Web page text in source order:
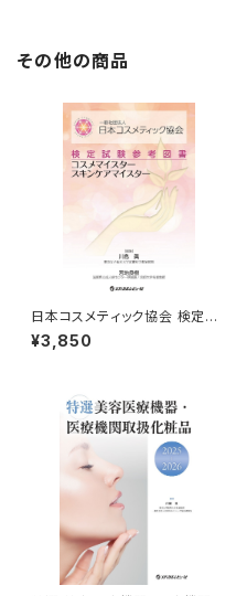
その他の商品
日本コスメティック協会 検定試
験参考図書（コスメマイスター・
スキンケアマイスター）
¥3,850